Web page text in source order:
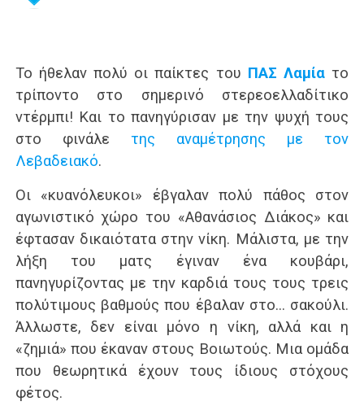
Το ήθελαν πολύ οι παίκτες του ΠΑΣ Λαμία το
τρίποντο στο σημερινό στερεοελλαδίτικο
ντέρμπι! Και το πανηγύρισαν με την ψυχή τους
στο φινάλε της αναμέτρησης με τον
Λεβαδειακό.
Οι «κυανόλευκοι» έβγαλαν πολύ πάθος στον
αγωνιστικό χώρο του «Αθανάσιος Διάκος» και
έφτασαν δικαιότατα στην νίκη. Μάλιστα, με την
λήξη του ματς έγιναν ένα κουβάρι,
πανηγυρίζοντας με την καρδιά τους τους τρεις
πολύτιμους βαθμούς που έβαλαν στο… σακούλι.
Άλλωστε, δεν είναι μόνο η νίκη, αλλά και η
«ζημιά» που έκαναν στους Βοιωτούς. Μια ομάδα
που θεωρητικά έχουν τους ίδιους στόχους
φέτος.